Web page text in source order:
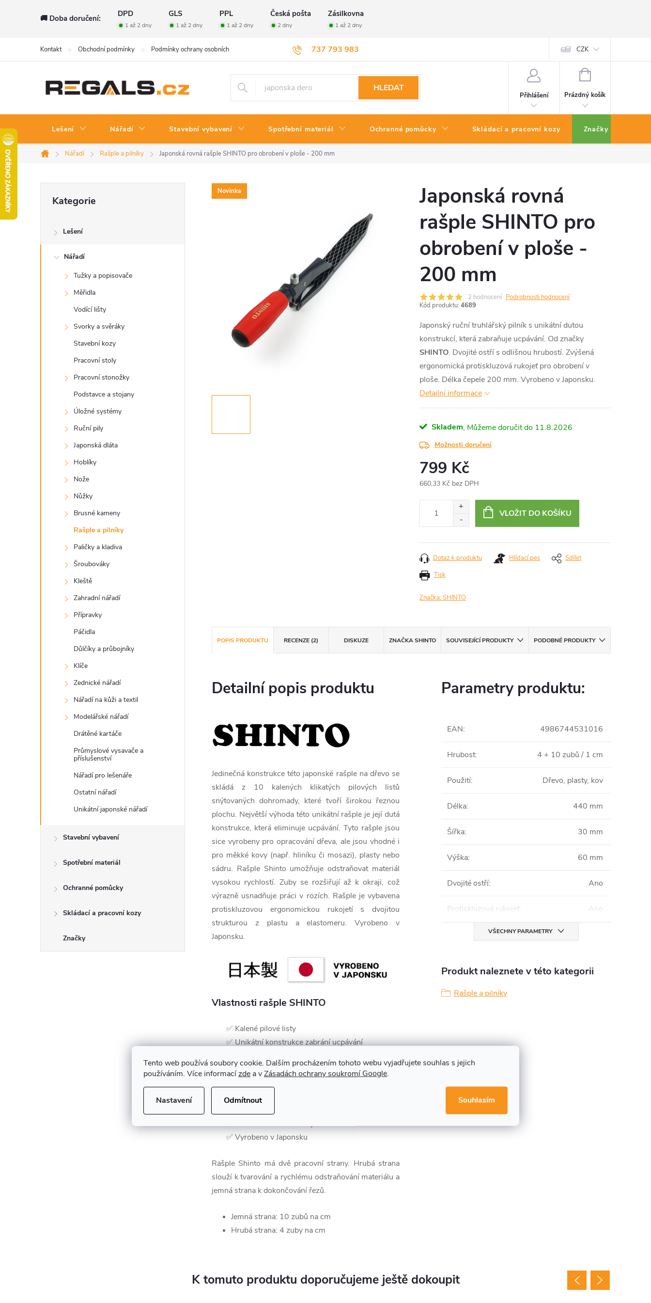
Tento web používá soubory cookie. Dalším procházením tohoto webu vyjadřujete souhlas s jejich
používáním. Více informacízde a vZásadách ochrany soukromí Google.
Nastavení Odmítnout Souhlasím
🚚 Doba doručení: DPD GLS PPL Česká pošta Zásilkovna
1 až 2 dny 1 až 2 dny 1 až 2 dny 2 dny 1 až 2 dny
737 793 983
Kontakt Obchodní podmínky Podmínky ochrany osobních údajů Velkoobchod Vrácení zboží CZK
HLEDAT
Přihlášení
NÁKUPNÍ
Prázdný košík
Lešení Nářadí Stavební vybavení Spotřební materiál Ochranné pomůcky Skládací a pracovní kozy Značky
Domů
Nářadí Rašple a pilníky Japonská rovná rašple SHINTO pro obrobení v ploše - 200 mm
s
kategorie
Kategorie
Lešení
Nářadí
Tužky a popisovače
Měřidla
Vodící lišty
Svorky a svěráky
Stavební kozy
Pracovní stoly
Pracovní stonožky
Podstavce a stojany
Úložné systémy
Ruční pily
Japonská dláta
Hoblíky
Nože
Nůžky
Brusné kameny
Rašple a pilníky
Paličky a kladiva
Šroubováky
Kleště
Zahradní nářadí
Přípravky
Páčidla
Důlčíky a průbojníky
Klíče
Zednické nářadí
Nářadí na kůži a textil
Modelářské nářadí
Drátěné kartáče
Průmyslové vysavače a
příslušenství
Nářadí pro lešenáře
Ostatní nářadí
Unikátní japonské nářadí
Stavební vybavení
Spotřební materiál
Ochranné pomůcky
Skládací a pracovní kozy
Značky
Novinka
Japonská rovná
rašple SHINTO pro
obrobení v ploše -
200 mm
2 hodnocení Podrobnosti hodnocení
Kód produktu: 4689
Japonský ruční truhlářský pilník s unikátní dutou
konstrukcí, která zabraňuje ucpávání. Od značky
SHINTO. Dvojité ostří s odlišnou hrubostí. Zvýšená
ergonomická protiskluzová rukojeť pro obrobení v
ploše. Délka čepele 200 mm. Vyrobeno v Japonsku.
Detailní informace
Skladem 11.8.2026
Možnosti doručení
799 Kč
660,33 Kč bez DPH
VLOŽIT DO KOŠÍKU
Tisk
Dotaz k produktu Hlídací pes Sdílet
Značka:SHINTO
POPIS PRODUKTU RECENZE (2) DISKUZE ZNAČKASHINTO SOUVISEJÍCÍ PRODUKTY PODOBNÉ PRODUKTY
Detailní popis produktu
Jedinečná konstrukce této japonské rašple na dřevo se
skládá z 10 kalených klikatých pilových listů
snýtovaných dohromady, které tvoří širokou řeznou
plochu. Největší výhoda této unikátní rašple je její dutá
konstrukce, která eliminuje ucpávání. Tyto rašple jsou
sice vyrobeny pro opracování dřeva, ale jsou vhodné i
pro měkké kovy (např. hliníku či mosazi), plasty nebo
sádru. Rašple Shinto umožňuje odstraňovat materiál
vysokou rychlostí. Zuby se rozšiřují až k okraji, což
výrazně usnadňuje práci v rozích. Rašple je vybavena
protiskluzovou ergonomickou rukojetí s dvojitou
strukturou z plastu a elastomeru. Vyrobeno v
Japonsku.
Vlastnosti rašple SHINTO
✅ Kalené pilové listy
✅ Unikátní konstrukce zabrání ucpávání
ploše
✅ Dvojité ostří s odlišnou hrubostí
✅ Špičková životnost a durabilita
✅ Od světoznámé značky SHINTO
✅ Vyrobeno v Japonsku
Rašple Shinto má dvě pracovní strany. Hrubá strana
slouží k tvarování a rychlému odstraňování materiálu a
jemná strana k dokončování řezů.
Jemná strana: 10 zubů na cm
Hrubá strana: 4 zuby na cm
Parametry produktu:
EAN: 4986744531016
Hrubost: 4 + 10 zubů / 1 cm
Použití: Dřevo, plasty, kov
Délka: 440 mm
Šířka: 30 mm
Výška: 60 mm
Dvojité ostří: Ano
Protiskluzová rukojeť: Ano
VŠECHNY PARAMETRY
Produkt naleznete v této kategorii
Rašple a pilníky
K tomuto produktu doporučujeme ještě dokoupit